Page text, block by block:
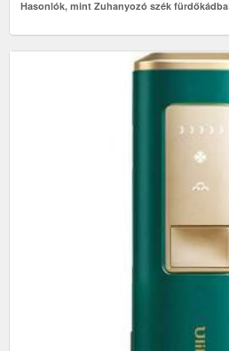
Hasonlók, mint Zuhanyozó szék fürdőkádba